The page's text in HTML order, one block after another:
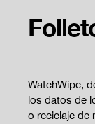
WatchWipe,
los datos de
o reciclaje de